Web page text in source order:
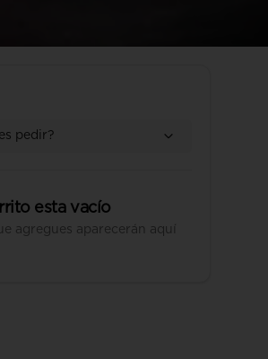
pedir?
esta vacío
agregues aparecerán aquí